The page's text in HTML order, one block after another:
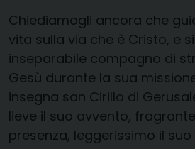
Chiediamogli ancora che
vita sulla via che è Cristo, e
inseparabile compagno di
Gesù durante la sua
insegna san Cirillo di
lieve il suo avvento,
presenza, leggerissimo il suo